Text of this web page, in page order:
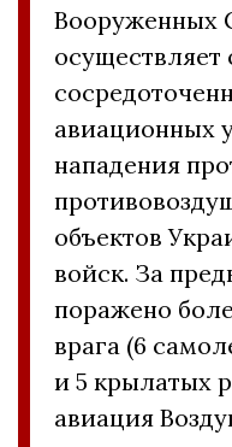
Вооруженных
осуществляет
авиационных
нападения
объектов
войск. За
поражено
врага (6
и 5 крылатых
авиация